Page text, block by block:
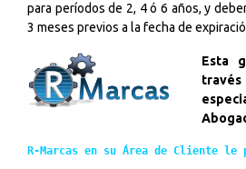
para períodos de 2, 4 ó 6 años, y
3 meses previos a la fecha de
Esta
través
R-Marcas en su Área de Cliente